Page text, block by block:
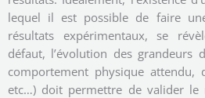
lequel il est possible de faire
résultats expérimentaux, se
défaut, l’évolution des grandeurs
comportement physique attendu,
etc…) doit permettre de valider le